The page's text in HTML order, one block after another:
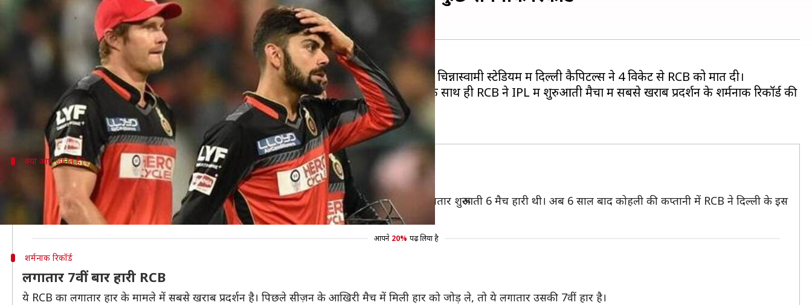
Apr 08, 2019 12:33 pm
IPL 2019 में रॉयल चैलेंजर्स बैंगलोर (RCB) का शर्मनाक प्रदर्शन जारी है। रविवार को बैंगलोर के एम चिन्नास्वामी स्टेडियम में दिल्ली कैपिटल्स ने 4 विकेट से RCB को मात दी।
इस सीज़न में RCB अभी तक एक भी मैच नहीं जीत पाई है और ये उसकी लगातर छठी हार है। इसके साथ ही RCB ने IPL में शुरुआती मैचों में सबसे खराब प्रदर्शन के शर्मनाक रिकॉर्ड की
बराबरी कर ली है।
क्या आप जानते हैं?
IPL के शुरूआती मैचों में सबसे खराब प्रदर्शन करने वाली दूसरी टीम बनी RCB
IPL के शुरूआती मैचों में सबसे ज़्यादा खराब प्रदर्शन का रिकॉर्ड दिल्ली के नाम है। दिल्ली IPL 2013 में लगातार शुरूआती 6 मैच हारी थी। अब 6 साल बाद कोहली की कप्तानी में RCB ने दिल्ली के इस
रिकॉर्ड की बराबरी कर ली है।
आपने 20% पढ़ लिया है
शर्मनाक रिकॉर्ड
लगातार 7वीं बार हारी RCB
ये RCB का लगातार हार के मामले में सबसे खराब प्रदर्शन है। पिछले सीज़न के आखिरी मैच में मिली हार को जोड़ ले, तो ये लगातार उसकी 7वीं हार है।